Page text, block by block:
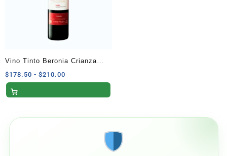
Vino Tinto Beronia Crianza
750 ml
$178.50 - $210.00
de
$178.50